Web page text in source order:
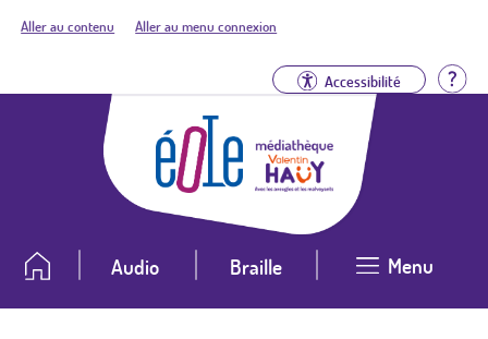
Aller au contenu Aller au menu connexion
Accessibilité
Audio Braille Menu